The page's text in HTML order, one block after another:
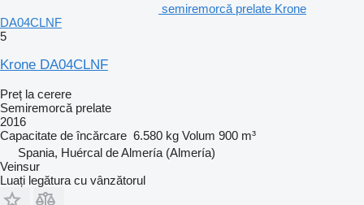
semiremorcă prelate Krone
DA04CLNF
5
Krone DA04CLNF
Preț la cerere
Semiremorcă prelate
2016
Capacitate de încărcare 6.580 kg Volum 900 m³
Spania, Huércal de Almería (Almería)
Veinsur
Luați legătura cu vânzătorul